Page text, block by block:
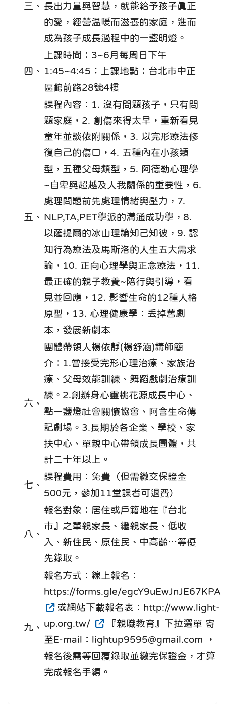
三、 長出力量與智慧，就能給予孩子真正
的愛，經營温暖而滋養的家庭，進而
成為孩子成長過程中的一盞明燈。
四、
上課時間：3~6月每周日下午
1:45~4:45；上課地點：台北巿中正
區館前路28號4樓
五、
課程內容：1. 沒有問題孩子，只有問
題家庭，2. 創傷來得太早，重新看見
童年並談依附關係，3. 以完形療法修
復自己的傷口，4. 五種內在小孩類
型，五種父母類型，5. 阿德勒心理學
~自卑與超越及人我關係的重要性，6.
處理問題前先處理情緒與壓力，7.
NLP,TA,PET學派的溝通成功學，8.
以薩提爾的冰山理論知己知彼，9. 認
知行為療法及馬斯洛的人生五大需求
論，10. 正向心理學與正念療法，11.
最正確的親子教養~陪行與引導，看
見並回應，12. 影響生命的12種人格
原型，13. 心理健康學：丟掉舊劇
本，發展新劇本
六、
團體帶領人楊依靜(楊舒涵)講師簡
介：1.曾接受完形心理治療、家族治
療、父母效能訓練、舞蹈戲劇治療訓
練。2.創辦身心靈桃花源成長中心、
點一盞燈社會關懷協會、阿含生命傳
記劇場。3.長期於各企業、學校、家
扶中心、單親中心帶領成長團體，共
計二十年以上。
七、
課程費用：免費（但需繳交保證金
500元，參加11堂課者可退費）
八、
報名對象：居住或戶籍地在『台北
巿』之單親家長、繼親家長、低收
入、新住民、原住民、中高齡…等優
先錄取。
九、
報名方式：線上報名：
https://forms.gle/egcY9uEwJnJE67KPA
或網站下載報名表：http://www.light-
up.org.tw/
『親職教育』下拉選單 寄
至E-mail：lightup9595@gmail.com ，
報名後需等回覆錄取並繳完保證金，才算
完成報名手續。